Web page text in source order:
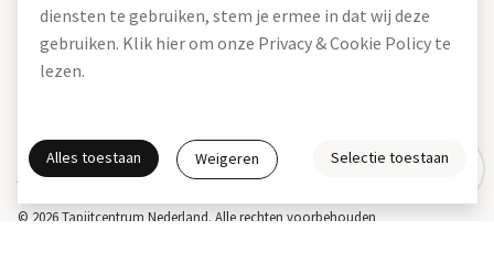
Werken bij
Montageservice
Blog
© 2026 Tapijtcentrum Nederland. Alle rechten voorbehouden
Actie- en betalingsvoorwaarden * Disclaimer
Gratis interieuradvies
diensten te gebruiken, stem je ermee in dat wij deze
gebruiken. Klik hier om onze Privacy & Cookie Policy te
lezen.
Alles toestaan Weigeren Selectie toestaan